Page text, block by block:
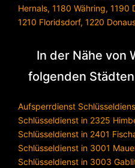
Hernals, 1180 Währing, 1190
1210 Floridsdorf, 1220
In der Nähe von
folgenden
Aufsperrdienst
Schlüsseldienst in 2325
Schlüsseldienst in 2401
Schlüsseldienst in 3001
Schlüsseldienst in 3003